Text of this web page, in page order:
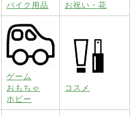
バイク用品
お祝い・花
ゲーム
おもちゃ
ホビー
コスメ